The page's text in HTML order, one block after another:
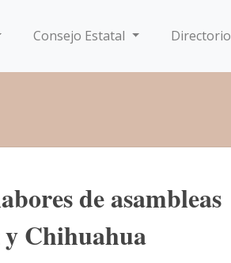
Consejo Estatal Directorio
de asambleas
Chihuahua